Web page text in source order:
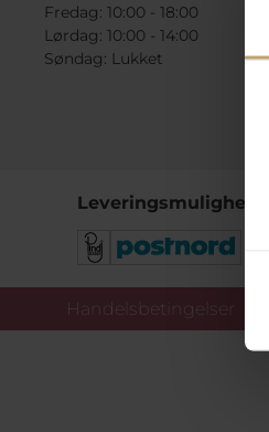
Fredag: 10:00 - 18:00
Lørdag: 10:00 - 14:00
Søndag: Lukket
Leveringsmuligheder
Handelsbetingelser